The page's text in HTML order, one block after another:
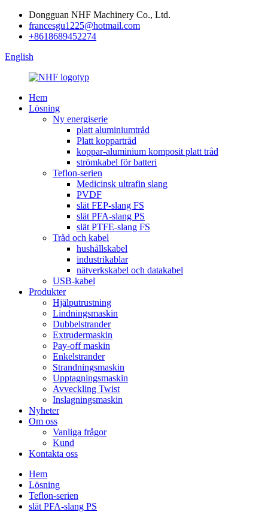
Dongguan NHF Machinery Co., Ltd.
francesgu1225@hotmail.com
+8618689452274
English
Hem
Lösning
Ny energiserie
platt aluminiumtråd
Platt koppartråd
koppar-aluminium komposit platt tråd
strömkabel för batteri
Teflon-serien
Medicinsk ultrafin slang
PVDF
slät FEP-slang FS
slät PFA-slang PS
slät PTFE-slang FS
Tråd och kabel
hushållskabel
industrikablar
nätverkskabel och datakabel
USB-kabel
Produkter
Hjälputrustning
Lindningsmaskin
Dubbelstrander
Extrudermaskin
Pay-off maskin
Enkelstrander
Strandningsmaskin
Upptagningsmaskin
Avveckling Twist
Inslagningsmaskin
Nyheter
Om oss
Vanliga frågor
Kund
Kontakta oss
Hem
Lösning
Teflon-serien
slät PFA-slang PS